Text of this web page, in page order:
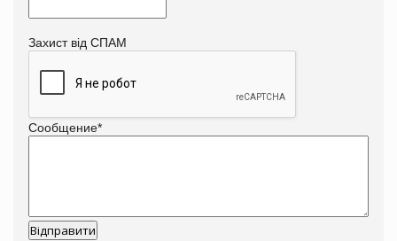
Захист від СПАМ
Сообщение*